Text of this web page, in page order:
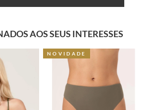
AOS SEUS INTERESSES
NOVIDADE